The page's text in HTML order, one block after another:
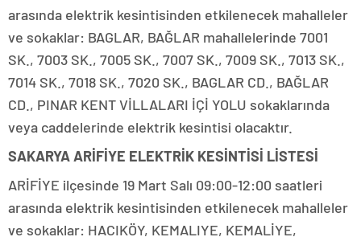
arasında elektrik kesintisinden etkilenecek mahalleler
ve sokaklar: BAGLAR, BAĞLAR mahallelerinde 7001
SK., 7003 SK., 7005 SK., 7007 SK., 7009 SK., 7013 SK.,
7014 SK., 7018 SK., 7020 SK., BAGLAR CD., BAĞLAR
CD., PINAR KENT VİLLALARI İÇİ YOLU sokaklarında
veya caddelerinde elektrik kesintisi olacaktır.
SAKARYA ARİFİYE ELEKTRİK KESİNTİSİ LİSTESİ
ARİFİYE ilçesinde 19 Mart Salı 09:00-12:00 saatleri
arasında elektrik kesintisinden etkilenecek mahalleler
ve sokaklar: HACIKÖY, KEMALIYE, KEMALİYE,